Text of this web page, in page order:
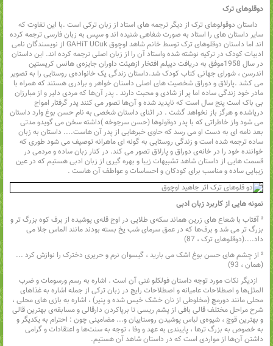
دوقلوهای ترک
داستان دوقولوهای ترک از دیگر ترجمه های استاد از زبان ترکی است .با این تفاوت که
سایر داستان های را استاد به صورت شفاهی شنیده اند و سپس به زبان فارسی ترجمه کرده
اند اما داستان دوقلوهای ترک توسط خانم شاهد اوچوق GAHiT UCuk از نویسندگان نامی
ادبیات کودک در ترکیه نوشته شده واستاد آن را از زبان اصلی ترجمه کرده اند. این داستان
در سال 1958موفق به دریافت دیپلم افتخار ازهیئت داوران جایزه‌ی هانس کریستین
اندرسن‌ ، شورای جهانی کتاب کودک شد.داستان زندگی یک خانواده‌ی روستایی را به تصویر
می کشد .پارلاق و دوراق شخصیت های اصلی داستان خواهر و برادری هستند که همراه با
مادر خود زندگی ساده اما پر از شادی و محبت دارند . پدر آن‌ها که مردی دلیر و از مبارزان
بی باک است پنج سال است که ناپدید شده و آن‌ها تصور می کنند پدر گرفتار امواج
دریاشده و هرگز باز نخواهد گشت . در اثنای داستان شخصی به نام حسن بوغ وارد داستان
می شود واز خاطراتی که با پدر دوقولوها (حسن سرجوخه )‌داشته سخن می گویدو مدتی
بعد نامه ای به دست او می رسد که حاوی خبرهایی از پدر آن هاست.... داستان به زبان
ساده ترجمه شده است و زندگی روستایی به گونه ای ماهرانه توصیف می شود طوری که
خواننده خود را در خانه‌ی دوراق و پارلاق تصور می کند. در کنار زبان ساده و مردمی در
قسمت هایی از داستان شاهد تشبیهات زیبا و بهره گیری از زبان ادبی هستیم که در عین
زیبایی ساده و مناسب برای کودکان و احساسات و عواطف آن هاست .
نمونه هایی از کاربرد زبان ادبی
² آفتاب با شعاع های زرین هماند سکه‌ی طلایی در اوج قله‌ی پوشیده از برف کوه بزرگ تر و
بزرگ تر می شد و برف‌ها که در عمق سرمای شب یخ بسته بودند مانند الماس جلا می
داد....(دوقلوهای ترک‌‌ ، 87)
² از چشم های حسن بوغ اشک می بارید‌‌ ، گیسوان نرم و حریری دخترک را نوازش کرد ...
(همان‌‌ ، 93)
ازدیگر نکات مورد توجه داستان فولکلو غنی آن است . اشاره به رسم ورسومات و ضرب
المثل‌ها و اصطلاحات عامیانه و اصطلاحات رایج در زبان ترکی از جمله اشاره به غذاهای
محلی مانند دورمچ (مخلوطی از نان خشک خیس شده و پنیر)‌ ، ‌اشاره به بازی های محلی‌ ،
‌شرح مراحل مختلف قالی بافی از پشم ریسی تا برپاکردن دارقالی و مسابقه‌ی بهترین قالی
و بهترین قوچ‌ ، شیوه‌ی لباس پوشیدن روستاییان و... مضامینی چون : احترام به یکدیگر و
به خصوص به بزرگ ترها‌ ، ‌پایبندی به عهد و وفا‌ ، ‌توجه به سنت‌ها و اعتقادات و گرامی
داشتن آن‌ها از مواردی است که در داستان شاهد آن هستیم.